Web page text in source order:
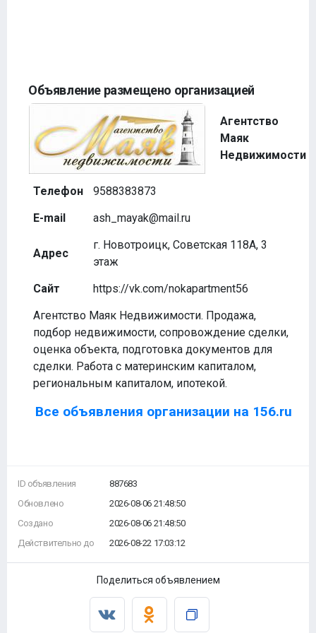
Объявление размещено организацией
Агентство
Маяк
Недвижимости
Телефон
9588383873
E-mail
ash_mayak@mail.ru
Адрес
г. Новотроицк, Советская 118А, 3
этаж
Сайт
https://vk.com/nokapartment56
Агентство Маяк Недвижимости. Продажа,
подбор недвижимости, сопровождение сделки,
оценка объекта, подготовка документов для
сделки. Работа с материнским капиталом,
региональным капиталом, ипотекой.
Все объявления организации на 156.ru
ID объявления
Обновлено
Создано
Действительно до
887683
2026-08-06 21:48:50
2026-08-06 21:48:50
2026-08-22 17:03:12
Поделиться объявлением